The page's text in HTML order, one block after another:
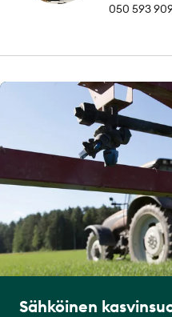
050 593
Sähköinen